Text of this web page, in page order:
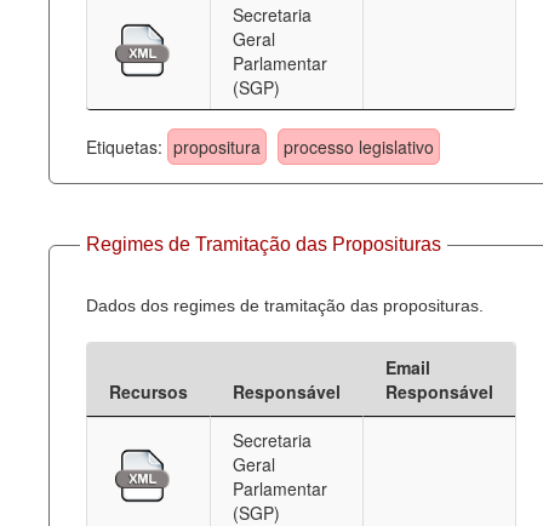
Secretaria
Geral
Parlamentar
(SGP)
Etiquetas: propositura processo legislativo
Regimes de Tramitação das Proposituras
Dados dos regimes de tramitação das proposituras.
Recursos Responsável
Email
Responsável
Secretaria
Geral
Parlamentar
(SGP)